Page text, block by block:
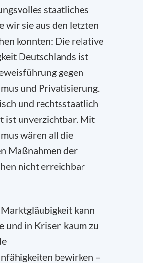
staatliches
wir sie aus den letzten
konnten: Die relative
Deutschlands ist
gegen
und Privatisierung.
und rechtsstaatlich
ist unverzichtbar. Mit
wären all die
Maßnahmen der
nicht erreichbar
kann
und in Krisen kaum zu
bewirken –